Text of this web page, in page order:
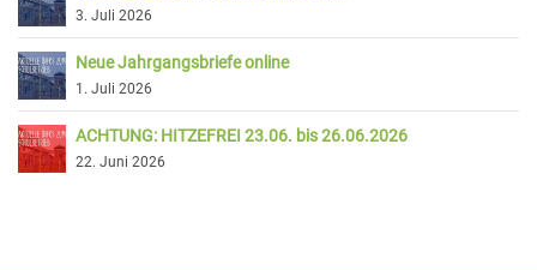
3. Juli 2026
Neue Jahrgangsbriefe online
1. Juli 2026
ACHTUNG: HITZEFREI 23.06. bis 26.06.2026
22. Juni 2026